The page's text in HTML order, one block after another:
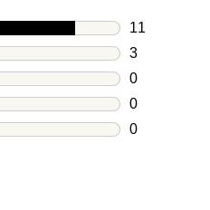
11
11
3
3
0
0
0
0
0